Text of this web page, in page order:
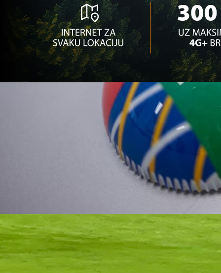
A Selekcija
Gledajte UŽIVO žrijeb baraža gdje će BiH dobiti
A Selekcija
Gledajte LIVE/UŽIVO utakmicu Austrija-BiH